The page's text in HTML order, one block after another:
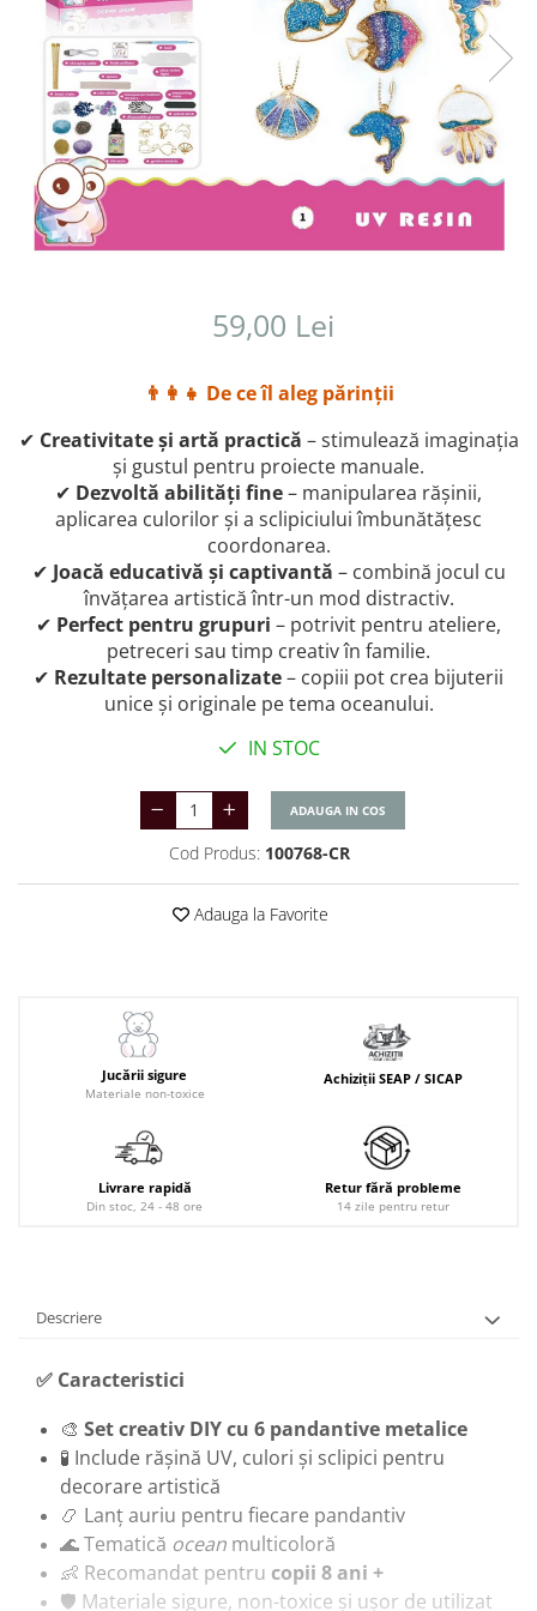
59,00 Lei
👨‍👩‍👧 De ce îl aleg părinții
✔ Creativitate și artă practică – stimulează imaginația
și gustul pentru proiecte manuale.
✔ Dezvoltă abilități fine– manipularea rășinii,
aplicarea culorilor și a sclipiciului îmbunătățesc
coordonarea.
✔ Joacă educativă și captivantă – combină jocul cu
învățarea artistică într-un mod distractiv.
✔ Perfect pentru grupuri – potrivit pentru ateliere,
petreceri sau timp creativ în familie.
✔ Rezultate personalizate– copiii pot crea bijuterii
unice și originale pe tema oceanului.
IN STOC
ADAUGA IN COS
Cod Produs: 100768-CR
Adauga la Favorite
Jucării sigure
Materiale non-toxice
Achiziții SEAP / SICAP
Livrare rapidă
Din stoc, 24 - 48 ore
Retur fără probleme
14 zile pentru retur
Descriere
✅ Caracteristici
🎨 Set creativ DIY cu 6 pandantive metalice
🧪 Include rășină UV, culori și sclipici pentru
decorare artistică
📿 Lanț auriu pentru fiecare pandantiv
🌊 Tematică ocean multicoloră
👶 Recomandat pentru copii 8 ani +
🛡️ Materiale sigure, non-toxice și ușor de utilizat